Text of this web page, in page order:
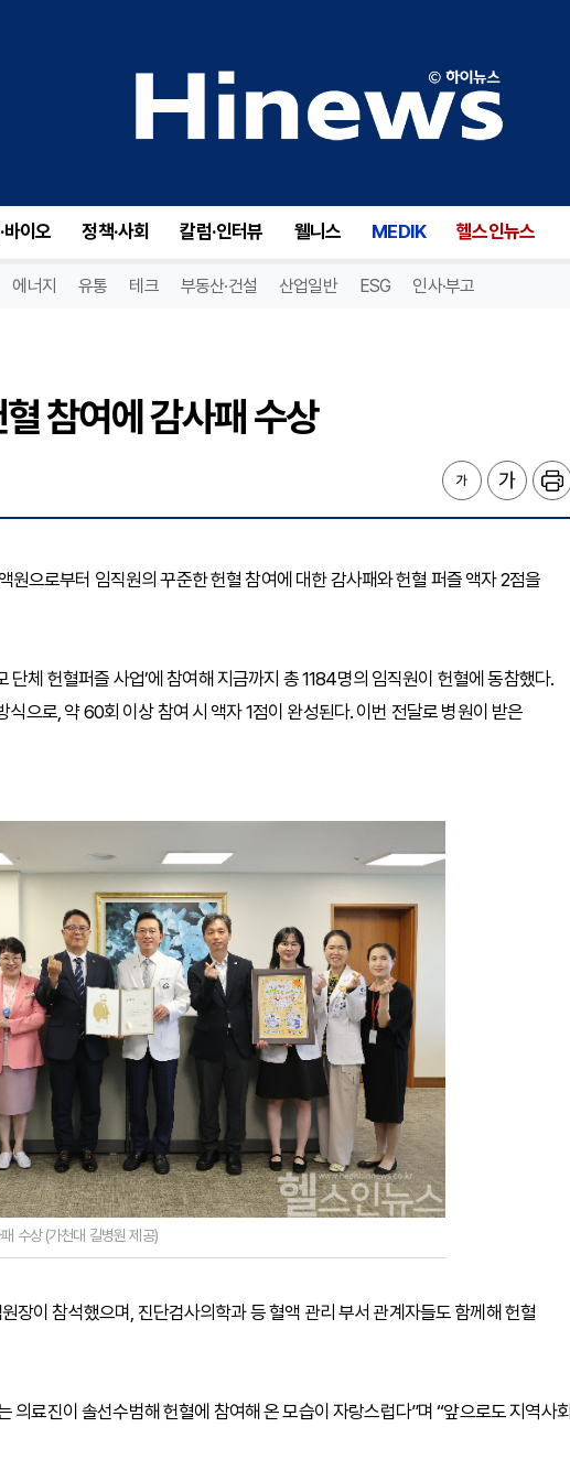
바이오 정책·사회 칼럼·인터뷰 웰니스 MEDIK 헬스인뉴스
에너지 유통 테크 부동산·건설 산업일반 ESG 인사·부고
참여에 감사패 수상
으로부터 임직원의 꾸준한 헌혈 참여에 대한 감사패와 헌혈 퍼즐 액자 2점을
체 헌혈퍼즐 사업’에 참여해 지금까지 총 1184명의 임직원이 헌혈에 동참했다.
으로, 약 60회 이상 참여 시 액자 1점이 완성된다. 이번 전달로 병원이 받은
수상 (가천대 길병원 제공)
장이 참석했으며, 진단검사의학과 등 혈액 관리 부서 관계자들도 함께해 헌혈
의료진이 솔선수범해 헌혈에 참여해 온 모습이 자랑스럽다”며 “앞으로도 지역사회